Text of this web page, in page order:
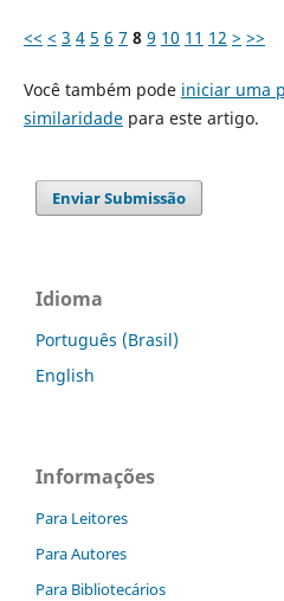
<< < 3 4 5 6 7 8 9 10 11 12 > >>
Você também pode iniciar uma
similaridadepara este artigo.
Enviar Submissão
Idioma
Português (Brasil)
English
Informações
Para Leitores
Para Autores
Para Bibliotecários